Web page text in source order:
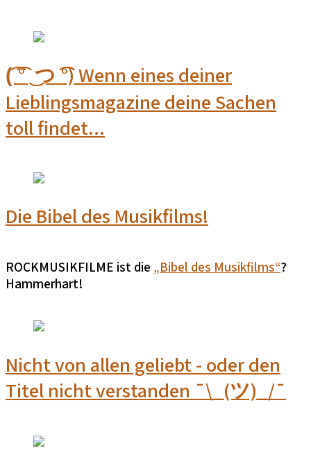
(͡ ͡° ͜ つ ͡͡°) Wenn eines deiner
Lieblingsmagazine deine Sachen
toll findet...
Die Bibel des Musikfilms!
ROCKMUSIKFILME ist die „Bibel des Musikfilms“?
Hammerhart!
Nicht von allen geliebt - oder den
Titel nicht verstanden ¯\_(ツ)_/¯